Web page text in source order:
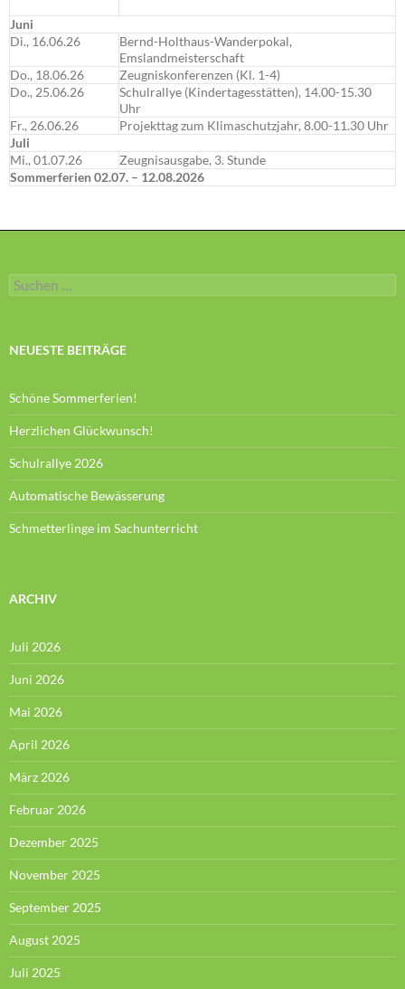
Juni
Di., 16.06.26
Bernd-Holthaus-Wanderpokal,
Emslandmeisterschaft
Do., 18.06.26
Zeugniskonferenzen (Kl. 1-4)
Do., 25.06.26
Schulrallye (Kindertagesstätten), 14.00-15.30
Uhr
Fr., 26.06.26
Projekttag zum Klimaschutzjahr, 8.00-11.30 Uhr
Juli
Mi., 01.07.26
Zeugnisausgabe, 3. Stunde
Sommerferien 02.07. – 12.08.2026
Suchen
nach:
NEUESTE BEITRÄGE
Schöne Sommerferien!
Herzlichen Glückwunsch!
Schulrallye 2026
Automatische Bewässerung
Schmetterlinge im Sachunterricht
ARCHIV
Juli 2026
Juni 2026
Mai 2026
April 2026
März 2026
Februar 2026
Dezember 2025
November 2025
September 2025
August 2025
Juli 2025